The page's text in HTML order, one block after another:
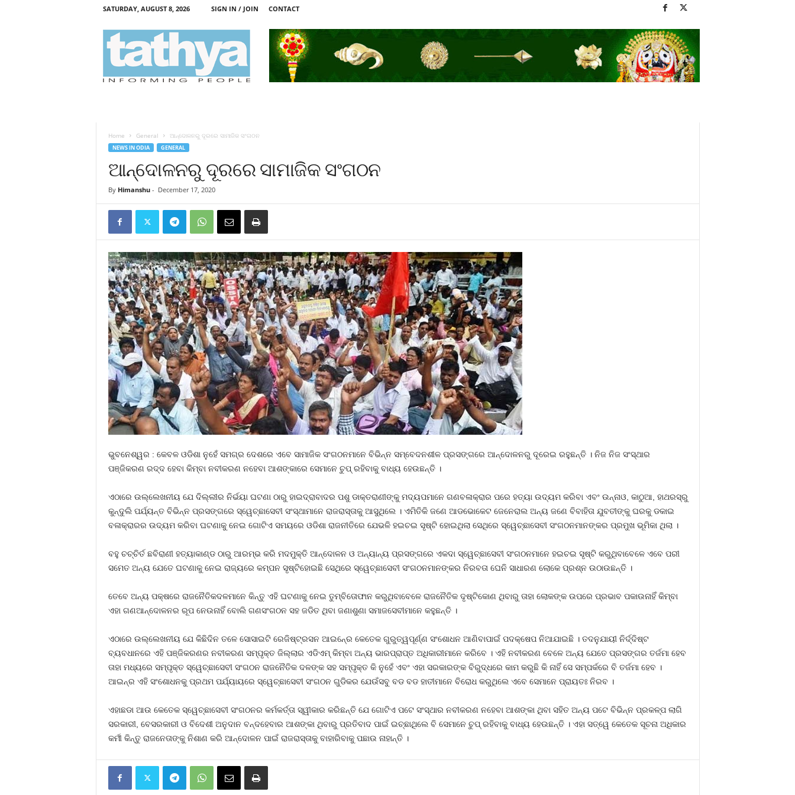
SATURDAY, AUGUST 8, 2026 SIGN IN / JOIN CONTACT
Home General ଆନ୍ଦୋଳନରୁ ଦୂରରେ ସାମାଜିକ ସଂଗଠନ
NEWS IN ODIA GENERAL
ଆନ୍ଦୋଳନରୁ ଦୂରରେ ସାମାଜିକ ସଂଗଠନ
By Himanshu- December 17, 2020
ଭୁବନେଶ୍ୱର : କେବଳ ଓଡିଶା ନୁହେଁ ସମଗ୍ର ଦେଶରେ ଏବେ ସାମାଜିକ ସଂଗଠନମାନେ ବିଭିନ୍ନ ସମ୍ବେଦନଶୀଳ ପ୍ରସଙ୍ଗରେ ଆନ୍ଦୋଳନରୁ ଦୂରେଇ ରହୁଛନ୍ତି । ନିଜ ନିଜ ସଂସ୍ଥାର
ପଞ୍ଜିକରଣ ରଦ୍ଦ ହେବା କିମ୍ବା ନବୀକରଣ ନହେବା ଆଶଙ୍କାରେ ସେମାନେ ଚୁପ୍‍ ରହିବାକୁ ବାଧ୍ୟ ହେଉଛନ୍ତି ।
ଏଠାରେ ଉଲ୍ଲେଖନୀୟ ଯେ ଦିଲ୍ଲୀର ନିର୍ଭୟା ଘଟଣା ଠାରୁ ହାଇଦ୍ରାବାଦର ପଶୁ ଡାକ୍ତରାଣୀଙ୍କୁ ମଦ୍ୟପମାନେ ଗଣବଳାକ୍ରାର ପରେ ହତ୍ୟା ଉଦ୍ୟମ କରିବା ଏବଂ ଉନ୍ନାଓ, କାଠୁଆ, ହାଥରସ୍‍ରୁ
କୁନ୍ଦୁଲି ପର୍ଯ୍ୟନ୍ତ ବିଭିନ୍ନ ପ୍ରସଙ୍ଗରେ ସ୍ୱେଚ୍ଛାସେବୀ ସଂସ୍ଥାମାନେ ରାଜରାସ୍ତାକୁ ଆସୁଥିଲେ । ଏମିତିକି ଜଣେ ଆଡଭୋକେଟ ଜେନେରାଲ ଅନ୍ୟ ଜଣେ ବିବାହିତା ଯୁବତୀଙ୍କୁ ଘରକୁ ଡକାଇ
ବଳାକ୍ରାରର ଉଦ୍ୟମ କରିବା ଘଟଣାକୁ ନେଇ ଗୋଟିଏ ସମୟରେ ଓଡିଶା ରାଜନୀତିରେ ଯେଭଳି ହଇଚଇ ସୃଷ୍ଟି ହୋଇଥିଲା ସେଥିରେ ସ୍ୱେଚ୍ଛାସେବୀ ସଂଗଠନମାନଙ୍କର ପ୍ରମୁଖ ଭୂମିକା ଥିଲା ।
ବହୁ ଚଚ୍ଚିର୍ତ ଛବିରାଣୀ ହତ୍ୟାକାଣ୍ଡ ଠାରୁ ଆରମ୍ଭ କରି ମଦମୁକ୍ତି ଆନ୍ଦୋଳନ ଓ ଅନ୍ୟାନ୍ୟ ପ୍ରସଙ୍ଗରେ ଏକଦା ସ୍ୱେଚ୍ଛାସେବୀ ସଂଗଠନମାନେ ହଇଚଇ ସୃଷ୍ଟି କରୁଥିବାବେଳେ ଏବେ ପରୀ
ସମେତ ଅନ୍ୟ ଯେତେ ଘଟଣାକୁ ନେଇ ରାଜ୍ୟରେ କମ୍ପନ ସୃଷ୍ଟିହୋଇଛି ସେଥିରେ ସ୍ୱେଚ୍ଛାସେବୀ ସଂଗଠନମାନଙ୍କର ନିରବତା ଘେନି ସାଧାରଣ ଲୋକେ ପ୍ରଶ୍ନ ଉଠାଉଛନ୍ତି ।
ତେବେ ଅନ୍ୟ ପକ୍ଷରେ ରାଜନୈତିକଦଳମାନେ କିନ୍ତୁ ଏହି ଘଟଣାକୁ ନେଇ ତୁମ୍ବିତୋଫାନ କରୁଥିବାବେଳେ ରାଜନୈତିକ ଦୃଷ୍ଟିକୋଣ ଥିବାରୁ ତାହା ଲୋକଙ୍କ ଉପରେ ପ୍ରଭାବ ପକାଉନାହିଁ କିମ୍ବା
ଏହା ଗଣଆନ୍ଦୋଳନର ରୂପ ନେଉନାହିଁ ବୋଲି ଗଣସଂଗଠନ ସହ ଜଡିତ ଥିବା ଜଣାଶୁଣା ସମାଜସେବୀମାନେ କହୁଛନ୍ତି ।
ଏଠାରେ ଉଲ୍ଲେଖନୀୟ ଯେ କିଛିଦିନ ତଳେ ସୋସାଇଟି ରେଜିଷ୍ଟ୍ରସନ ଆଇନ୍‍ରେ କେତେକ ଗୁରୁତ୍ୱପୂର୍ଣ୍ଣ ସଂଶୋଧନ ଆଣିବାପାଇଁ ପଦକ୍ଷେପ ନିଆଯାଇଛି । ତଦନୁଯାୟୀ ନିର୍ଦ୍ଦିଷ୍ଟ
ବ୍ୟବଧାନରେ ଏହି ପଞ୍ଜିକରଣର ନବୀକରଣ ସମ୍ପୃକ୍ତ ଜିଲ୍ଲାର ଏଡିଏମ୍‍ କିମ୍ବା ଅନ୍ୟ ଭାରପ୍ରାପ୍ତ ଅଧିକାରୀମାନେ କରିବେ । ଏହି ନବୀକରଣ ବେଳେ ଅନ୍ୟ ଯେତେ ପ୍ରସଙ୍ଗର ତର୍ଜମା ହେବ
ତାହା ମଧ୍ୟରେ ସମ୍ପୃକ୍ତ ସ୍ୱେଚ୍ଛାସେବୀ ସଂଗଠନ ରାଜନୈତିକ ଦଳଙ୍କ ସହ ସମ୍ପୃକ୍ତ କି ନୁହେଁ ଏବଂ ଏହା ସରକାରଙ୍କ ବିରୁଦ୍ଧରେ କାମ କରୁଛି କି ନାହିଁ ସେ ସମ୍ପର୍କରେ ବି ତର୍ଜମା ହେବ ।
ଆଇନ୍‍ର ଏହି ସଂଶୋଧନକୁ ପ୍ରଥମ ପର୍ଯ୍ୟାୟରେ ସ୍ୱେଚ୍ଛାସେବୀ ସଂଗଠନ ଗୁଡିକର ଯେଉଁସବୁ ବଡ ବଡ ହାତୀମାନେ ବିରୋଧ କରୁଥିଲେ ଏବେ ସେମାନେ ପ୍ରାୟତଃ ନିରବ ।
ଏହାଛଡା ଆଉ କେତେକ ସ୍ୱେଚ୍ଛାସେବୀ ସଂଗଠନର କର୍ମକର୍ତ୍ତା ସ୍ୱୀକାର କରିଛନ୍ତି ଯେ ଗୋଟିଏ ପଟେ ସଂସ୍ଥାର ନବୀକରଣ ନହେବା ଆଶଙ୍କା ଥିବା ସହିତ ଅନ୍ୟ ପଟେ ବିଭିନ୍ନ ପ୍ରକଳ୍ପ ଲାଗି
ସରକାରୀ, ବେସରକାରୀ ଓ ବିଦେଶୀ ଅନୁଦାନ ବନ୍ଦହେବାର ଆଶଙ୍କା ଥିବାରୁ ପ୍ରତିବାଦ ପାଇଁ ଇଚ୍ଛାଥିଲେ ବି ସେମାନେ ଚୁପ୍‍ ରହିବାକୁ ବାଧ୍ୟ ହେଉଛନ୍ତି । ଏହା ସତ୍ୱେ କେତେକ ସୂଚନା ଅଧିକାର
କର୍ମୀ କିନ୍ତୁ ରାଜନେତାଙ୍କୁ ନିଶାଣ କରି ଆନ୍ଦୋଳନ ପାଇଁ ରାଜରାସ୍ତାକୁ ବାହାରିବାକୁ ପଛାଉ ନାହାନ୍ତି ।